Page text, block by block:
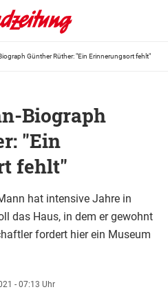
Günther Rüther: "Ein Erinnerungsort fehlt"
Biograph
"Ein
fehlt"
hat intensive Jahre in
das Haus, in dem er gewohnt
fordert hier ein Museum
- 07:13 Uhr